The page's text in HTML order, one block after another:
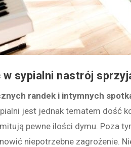
sypialni nastrój
randek i intymnych
jest jednak tematem dość
pewne ilości dymu. Poza
niepotrzebne zagrożenie.